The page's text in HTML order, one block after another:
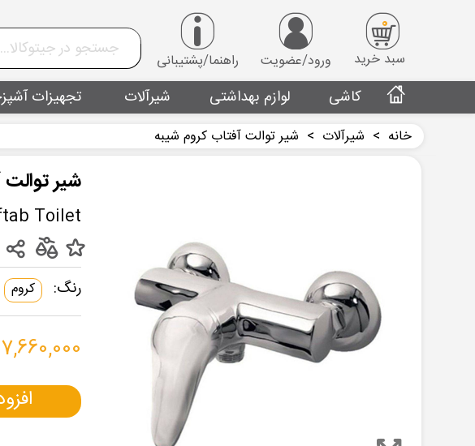
0
سبد خرید
ورود/عضویت راهنما/پشتیبانی
کاشی لوازم بهداشتی شیرآلات تجهیزات
خانه > شیرآلات > شیر توالت آفتاب کروم شیبه
شیر
Toilet
رنگ: کروم
7,660,000 تومان